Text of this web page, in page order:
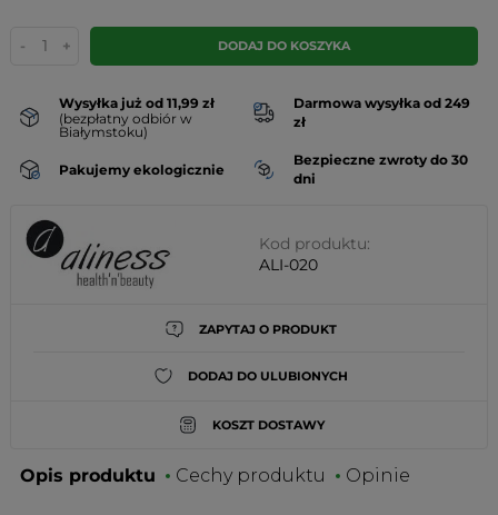
- + DODAJ DO KOSZYKA
Wysyłka już od 11,99 zł
(bezpłatny odbiór w
Białymstoku)
Darmowa wysyłka od 249
zł
Pakujemy ekologicznie
Bezpieczne zwroty do 30
dni
Kod produktu:
ALI-020
ZAPYTAJ O PRODUKT
DODAJ DO ULUBIONYCH
KOSZT DOSTAWY
Opis produktu Cechy produktu Opinie